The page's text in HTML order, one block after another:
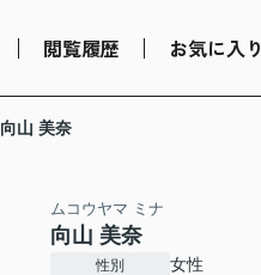
閲覧履歴 お気に入り
向山 美奈
ムコウヤマ ミナ
向山 美奈
性別 女性